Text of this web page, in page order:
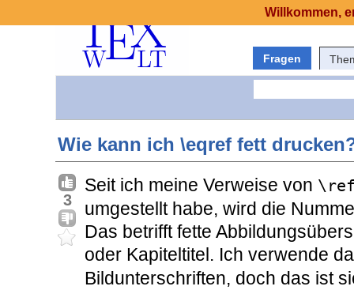
Fragen
Wie kann ich \eqref fett
3
Seit ich meine Verweise von
umgestellt habe, wird die
Das betrifft fette
oder Kapiteltitel. Ich verwende
Bildunterschriften, doch das ist
Willkommen,